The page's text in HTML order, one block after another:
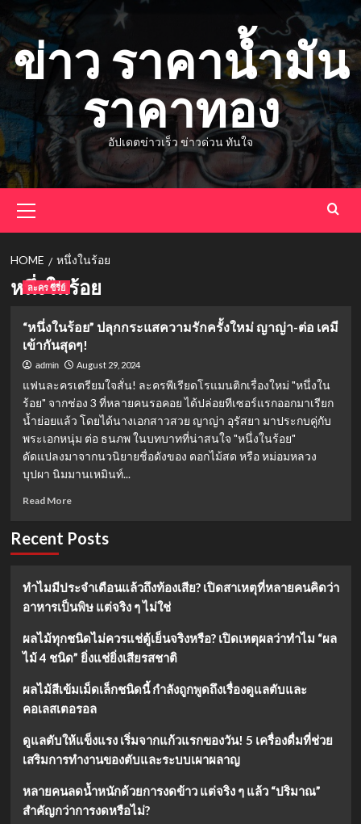
to
content
ข่าว ราคาน้ำมัน
ราคาทอง
อัปเดตข่าวเร็ว ข่าวด่วน ทันใจ
Menu
HOME หนึ่งในร้อย
หนึ่งในร้อย
ละคร ซีรี่ย์
“หนึ่งในร้อย” ปลุกกระแสความรักครั้งใหม่ ญาญ่า-ต่อ เคมี
เข้ากันสุดๆ!
admin August 29, 2024
แฟนละครเตรียมใจสั่น! ละครพีเรียดโรแมนติกเรื่องใหม่ "หนึ่งใน
ร้อย" จากช่อง 3 ที่หลายคนรอคอย ได้ปล่อยทีเซอร์แรกออกมาเรียก
น้ำย่อยแล้ว โดยได้นางเอกสาวสวย ญาญ่า อุรัสยา มาประกบคู่กับ
พระเอกหนุ่ม ต่อ ธนภพ ในบทบาทที่น่าสนใจ "หนึ่งในร้อย"
ดัดแปลงมาจากนวนิยายชื่อดังของ ดอกไม้สด หรือ หม่อมหลวง
บุปผา นิมมานเหมินท์...
Read MoreRead
“หนึ่ง
ปลุก
กระแส
รัก
ครั้ง
ญาญ่า-
ต่อ
เคมี
กัน
สุดๆ!
Recent Posts
ทำไมมีประจำเดือนแล้วถึงท้องเสีย? เปิดสาเหตุที่หลายคนคิดว่า
อาหารเป็นพิษ แต่จริง ๆ ไม่ใช่
ผลไม้ทุกชนิดไม่ควรแช่ตู้เย็นจริงหรือ? เปิดเหตุผลว่าทำไม “ผล
ไม้ 4 ชนิด” ยิ่งแช่ยิ่งเสียรสชาติ
ผลไม้สีเข้มเม็ดเล็กชนิดนี้ กำลังถูกพูดถึงเรื่องดูแลตับและ
คอเลสเตอรอล
ดูแลตับให้แข็งแรง เริ่มจากแก้วแรกของวัน! 5 เครื่องดื่มที่ช่วย
เสริมการทำงานของตับและระบบเผาผลาญ
หลายคนลดน้ำหนักด้วยการงดข้าว แต่จริง ๆ แล้ว “ปริมาณ”
สำคัญกว่าการงดหรือไม่?